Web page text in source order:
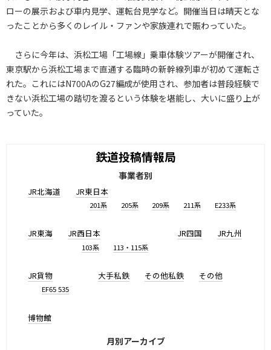
ローの展示および車内見学、運転台見学など。開催当日は晴天とな
ったことから多くのレイル・ファンや家族連れで賑わっていた。
さらに今年は、浜松工場「工場線」乗車体験ツアーが開催され、
東京駅から浜松工場まで直通する臨時の新幹線列車が初めて運転さ
れた。これにはN700AのG27編成が使用され、参加者は普段経験で
きない浜松工場の踏切を渡るという体験を堪能し、大いに盛り上が
っていた。
鉄道投稿情報局
事業者別
JR北海道 JR東日本
201系 205系 209系 211系 E233系
JR東海 JR西日本
103系 113・115系
JR四国 JR九州
JR貨物
EF65 535
大手私鉄 その他私鉄 その他
博物館
月別アーカイブ